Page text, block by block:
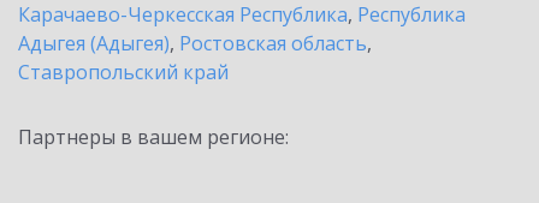
Карачаево-Черкесская Республика, Республика
Адыгея (Адыгея), Ростовская область,
Ставропольский край
Партнеры в вашем регионе: